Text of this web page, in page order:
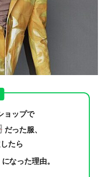
ョップで
だった服、
たら
になった理由。